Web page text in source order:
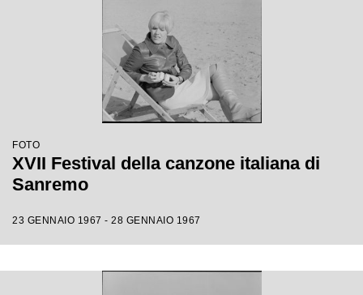
FOTO
XVII Festival della canzone italiana di
Sanremo
23 GENNAIO 1967 - 28 GENNAIO 1967